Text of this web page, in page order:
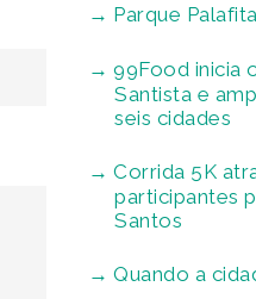
Parque
99Food inicia
Santista e
seis cidades
Corrida 5K
participantes
Santos
Quando a